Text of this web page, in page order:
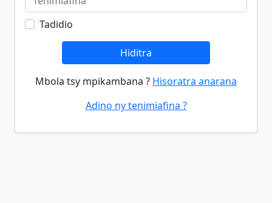
Tadidio
Hiditra
Mbola tsy mpikambana ? Hisoratra anarana
Adino ny tenimiafina ?